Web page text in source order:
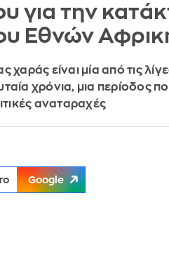
για την
Εθνών
χαράς είναι μία από τις
χρόνια, μια περίοδος
αναταραχές
Google